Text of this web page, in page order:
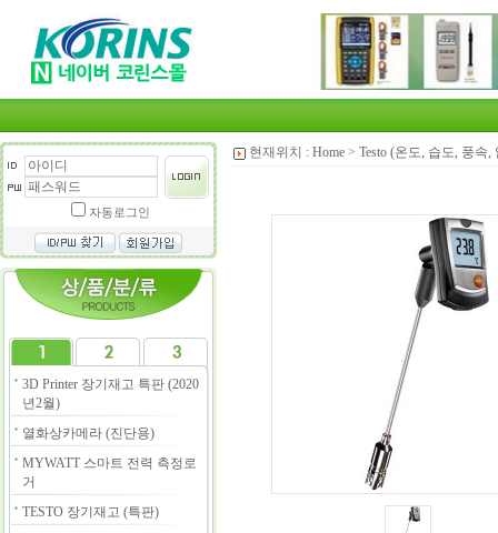
자동로그인
3D Printer 장기재고 특판 (2020
년2월)
열화상카메라 (진단용)
MYWATT 스마트 전력 측정로
거
TESTO 장기재고 (특판)
현재위치 : Home > Testo (온도, 습도, 풍속